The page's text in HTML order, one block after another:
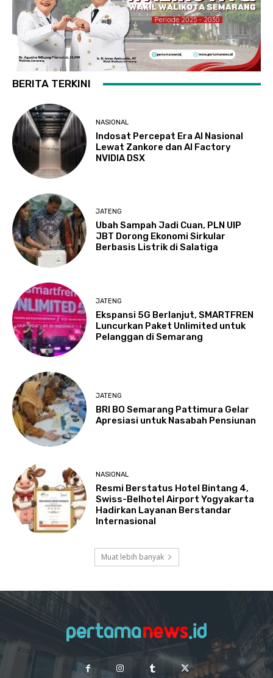
BERITA TERKINI
NASIONAL
Indosat Percepat Era AI Nasional
Lewat Zankore dan AI Factory
NVIDIA DSX
JATENG
Ubah Sampah Jadi Cuan, PLN UIP
JBT Dorong Ekonomi Sirkular
Berbasis Listrik di Salatiga
JATENG
Ekspansi 5G Berlanjut, SMARTFREN
Luncurkan Paket Unlimited untuk
Pelanggan di Semarang
JATENG
BRI BO Semarang Pattimura Gelar
Apresiasi untuk Nasabah Pensiunan
NASIONAL
Resmi Berstatus Hotel Bintang 4,
Swiss-Belhotel Airport Yogyakarta
Hadirkan Layanan Berstandar
Internasional
Muat lebih banyak